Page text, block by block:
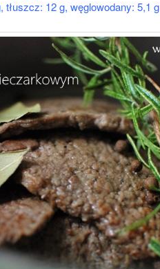
tłuszcz: 12 g, węglowodany: 5,1 g